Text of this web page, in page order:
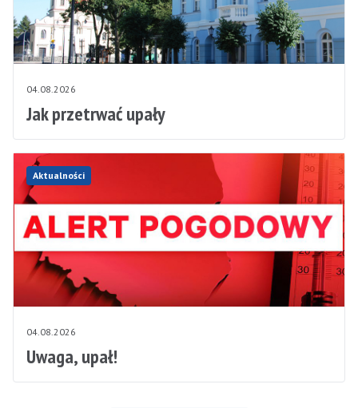
04.08.2026
Jak przetrwać upały
Aktualności
04.08.2026
Uwaga, upał!